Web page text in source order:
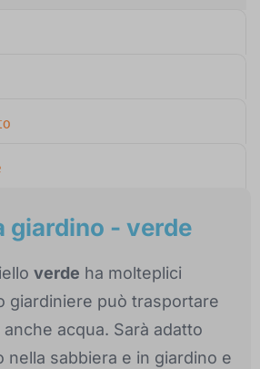
giardino - verde
verde ha molteplici
giardiniere può trasportare
acqua. Sarà adatto
nella sabbiera e in giardino e